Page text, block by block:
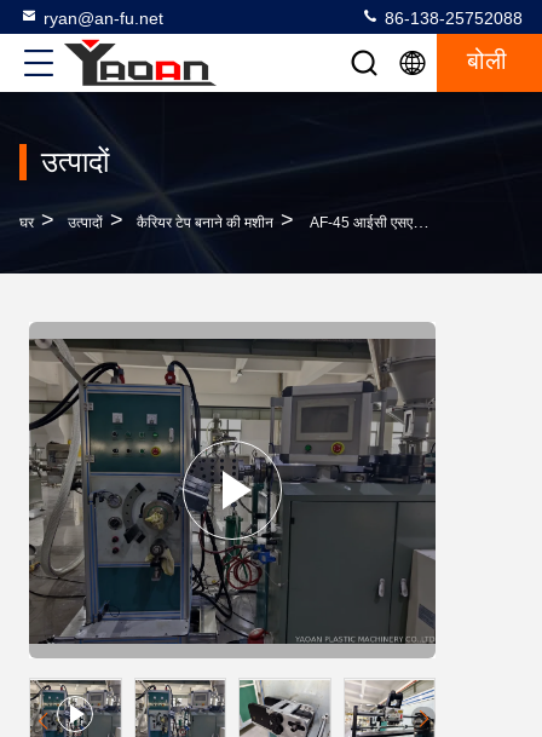
ryan@an-fu.net 86-138-25752088
बोली
उत्पादों
घर > उत्पादों > कैरियर टेप बनाने की मशीन > AF-45 आईसी एसएमटी अर्धचालकों और क्रिस्टल पैकेजिंग के लिए एसएमडी एम्बोस्ड कैरियर टेप बनाने की मशीन